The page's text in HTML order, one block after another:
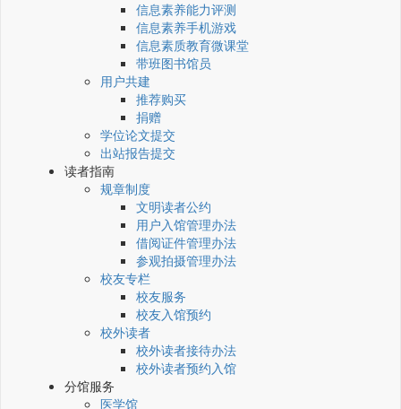
信息素养能力评测
信息素养手机游戏
信息素质教育微课堂
带班图书馆员
用户共建
推荐购买
捐赠
学位论文提交
出站报告提交
读者指南
规章制度
文明读者公约
用户入馆管理办法
借阅证件管理办法
参观拍摄管理办法
校友专栏
校友服务
校友入馆预约
校外读者
校外读者接待办法
校外读者预约入馆
分馆服务
医学馆